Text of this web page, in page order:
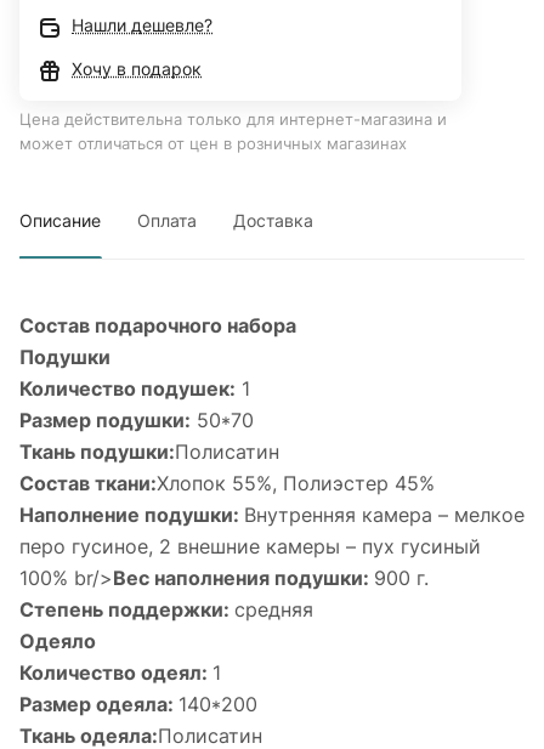
Нашли дешевле?
Хочу в подарок
Цена действительна только для интернет-магазина и
может отличаться от цен в розничных магазинах
Описание Оплата Доставка
Состав подарочного набора
Подушки
Количество подушек: 1
Размер подушки: 50*70
Ткань подушки:Полисатин
Состав ткани:Хлопок 55%, Полиэстер 45%
Наполнение подушки: Внутренняя камера – мелкое
перо гусиное, 2 внешние камеры – пух гусиный
100% br/>Вес наполнения подушки: 900 г.
Степень поддержки: средняя
Одеяло
Количество одеял: 1
Размер одеяла: 140*200
Ткань одеяла:Полисатин